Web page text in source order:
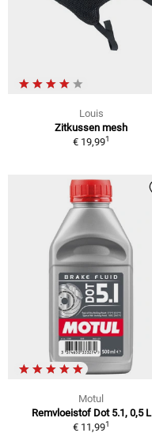
Louis
Zitkussen mesh
€ 19,991
Motul
Remvloeistof Dot 5.1, 0,5 L
€ 11,991